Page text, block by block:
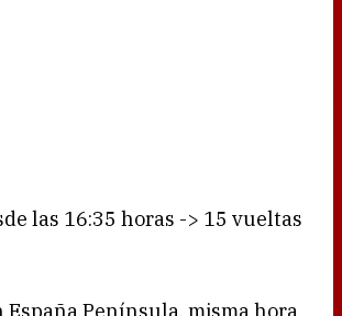
las 16:35 horas -> 15 vueltas